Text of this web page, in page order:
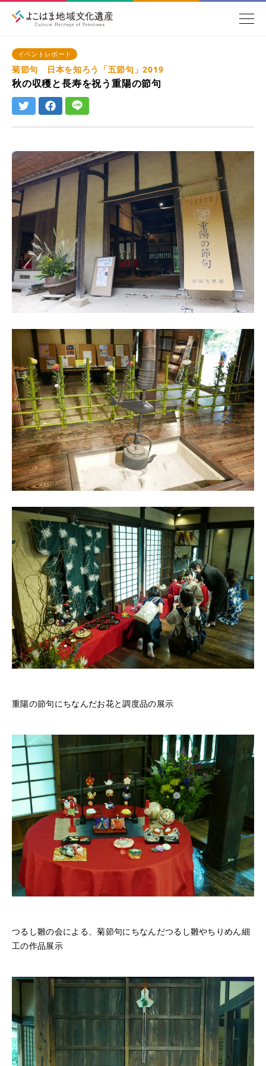
イベントレポート
菊節句 日本を知ろう「五節句」2019
秋の収穫と長寿を祝う重陽の節句
重陽の節句にちなんだお花と調度品の展示
つるし雛の会による、菊節句にちなんだつるし雛やちりめん細
工の作品展示